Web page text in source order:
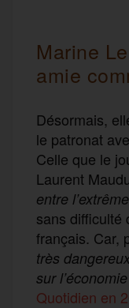
Marine
amie
Désormais,
le patronat
Celle que le
Laurent
entre
sans difficulté
français. Car,
très
sur
Quotidien en